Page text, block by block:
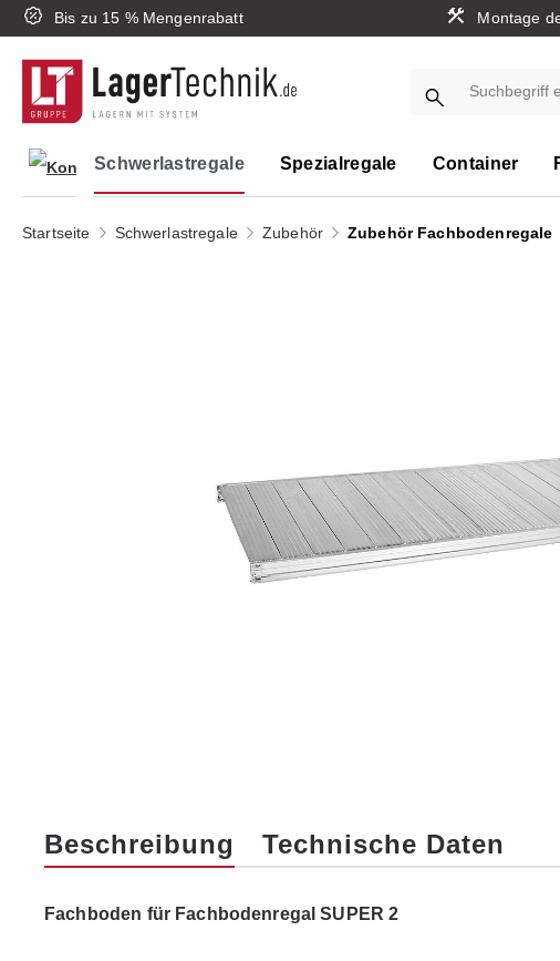
Zur Hauptnavigation springen
Bis zu 15 % Mengenrabatt Montage
Schwerlastregale Spezialregale Container
Startseite Schwerlastregale Zubehör Zubehör Fachbodenregale
Beschreibung Technische Daten
Fachboden für Fachbodenregal SUPER 2